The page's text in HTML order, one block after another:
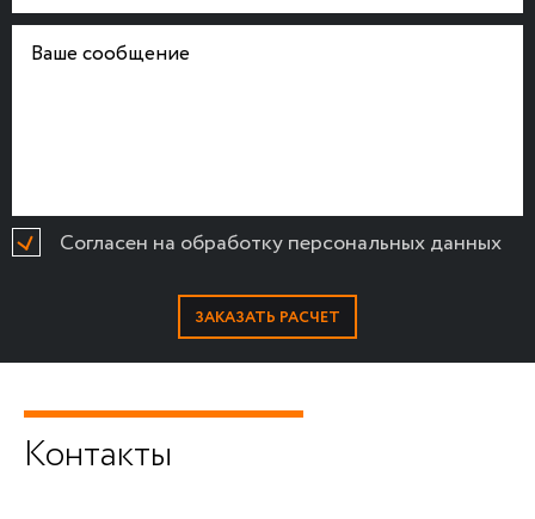
Согласен на обработку персональных данных
Контакты